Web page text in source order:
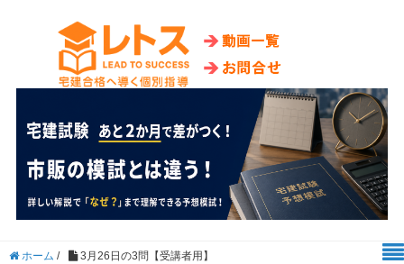
ホーム / 3月26日の3問【受講者用】